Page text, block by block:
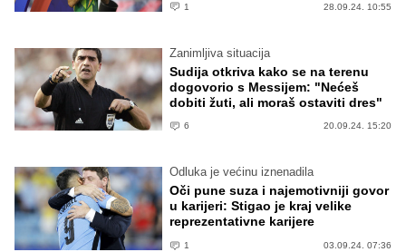
1 28.09.24. 10:55
Zanimljiva situacija
Sudija otkriva kako se na terenu
dogovorio s Messijem: "Nećeš
dobiti žuti, ali moraš ostaviti dres"
6 20.09.24. 15:20
Odluka je većinu iznenadila
Oči pune suza i najemotivniji govor
u karijeri: Stigao je kraj velike
reprezentativne karijere
1 03.09.24. 07:36